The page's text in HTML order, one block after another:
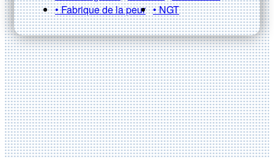
• Fabrique de la peur • NGT